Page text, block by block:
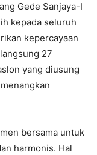
Gede Sanjaya-I
kepada seluruh
kepercayaan
27
yang diusung
bersama untuk
harmonis. Hal